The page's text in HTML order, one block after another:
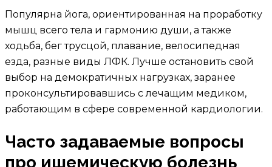
Популярна йога, ориентированная на проработку
мышц всего тела и гармонию души, а также
ходьба, бег трусцой, плавание, велосипедная
езда, разные виды ЛФК. Лучше остановить свой
выбор на демократичных нагрузках, заранее
проконсультировавшись с лечащим медиком,
работающим в сфере современной кардиологии.
Часто задаваемые вопросы
про ишемическую болезнь